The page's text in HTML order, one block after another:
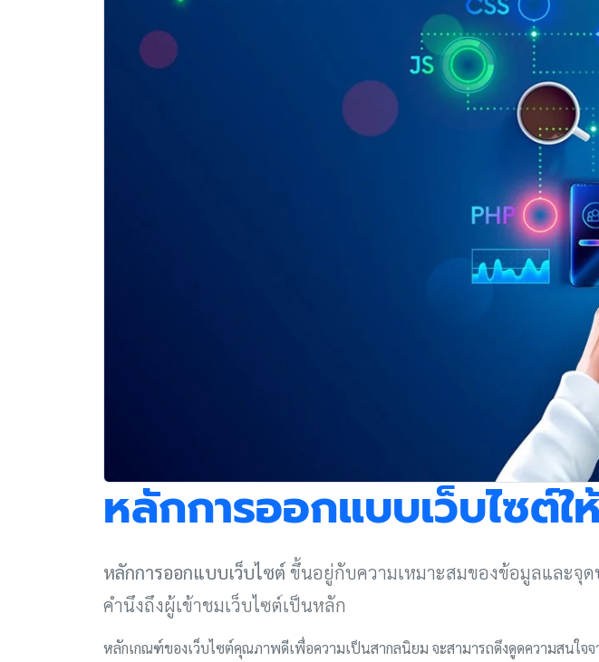
หลักการออกแบบเว็บไซต์
หลักการออกแบบเว็บไซต์ ขึ้นอยู่กับความเหมาะสมของข้อมูลและจุด
คำนึงถึงผู้เข้าชมเว็บไซต์เป็นหลัก
หลักเกณฑ์ของเว็บไซต์คุณภาพดีเพื่อความเป็นสากลนิยม จะสามารถดึงดูดความสนใจ